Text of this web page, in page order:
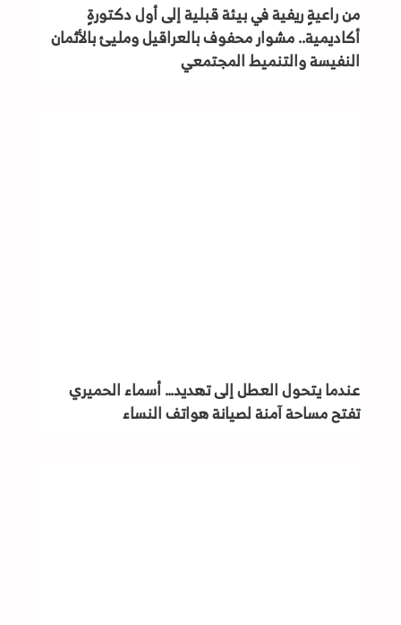
من راعيةٍ ريفية في بيئة قبلية إلى أول دكتورةٍ
أكاديمية.. مشوار محفوف بالعراقيل ومليئ بالأثمان
النفيسة والتنميط المجتمعي
عندما يتحول العطل إلى تهديد… أسماء الحميري
تفتح مساحة آمنة لصيانة هواتف النساء